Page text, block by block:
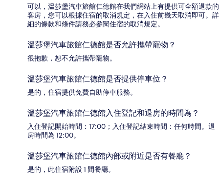
可以，溫莎堡汽車旅館仁德館在我們網站上有提供可全額退款的
客房，您可以根據住宿的取消規定，在入住前幾天取消即可。詳
細的條款和條件請務必參閱住宿的取消規定。
溫莎堡汽車旅館仁德館是否允許攜帶寵物？
很抱歉，恕不允許攜帶寵物。
溫莎堡汽車旅館仁德館是否提供停車位？
是的，住宿提供免費自助停車服務。
溫莎堡汽車旅館仁德館入住登記和退房的時間為？
入住登記開始時間：17:00；入住登記結束時間：任何時間。退
房時間為 12:00。
溫莎堡汽車旅館仁德館內部或附近是否有餐廳？
是的，此住宿附設 1 間餐廳。